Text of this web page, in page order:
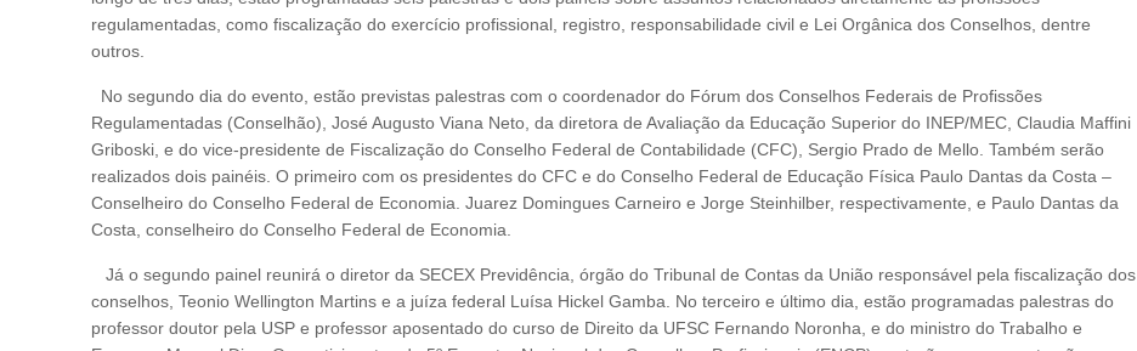
regulamentadas, como fiscalização do exercício profissional, registro, responsabilidade civil e Lei Orgânica dos Conselhos, dentre
outros.
No segundo dia do evento, estão previstas palestras com o coordenador do Fórum dos Conselhos Federais de Profissões
Regulamentadas (Conselhão), José Augusto Viana Neto, da diretora de Avaliação da Educação Superior do INEP/MEC, Claudia Maffini
Griboski, e do vice-presidente de Fiscalização do Conselho Federal de Contabilidade (CFC), Sergio Prado de Mello. Também serão
realizados dois painéis. O primeiro com os presidentes do CFC e do Conselho Federal de Educação Física Paulo Dantas da Costa –
Conselheiro do Conselho Federal de Economia. Juarez Domingues Carneiro e Jorge Steinhilber, respectivamente, e Paulo Dantas da
Costa, conselheiro do Conselho Federal de Economia.
Já o segundo painel reunirá o diretor da SECEX Previdência, órgão do Tribunal de Contas da União responsável pela fiscalização dos
conselhos, Teonio Wellington Martins e a juíza federal Luísa Hickel Gamba. No terceiro e último dia, estão programadas palestras do
professor doutor pela USP e professor aposentado do curso de Direito da UFSC Fernando Noronha, e do ministro do Trabalho e